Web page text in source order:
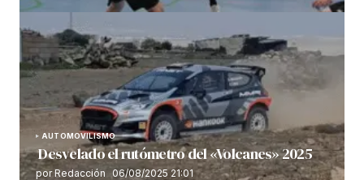
AUTOMOVILISMO
Desvelado el rutómetro del «Volcanes» 2025
por Redacción 06/08/2025 21:01